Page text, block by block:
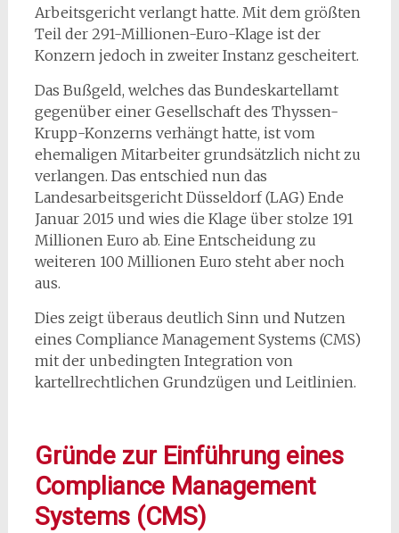
Arbeitsgericht verlangt hatte. Mit dem größten
Teil der 291-Millionen-Euro-Klage ist der
Konzern jedoch in zweiter Instanz gescheitert.
Das Bußgeld, welches das Bundeskartellamt
gegenüber einer Gesellschaft des Thyssen-
Krupp-Konzerns verhängt hatte, ist vom
ehemaligen Mitarbeiter grundsätzlich nicht zu
verlangen. Das entschied nun das
Landesarbeitsgericht Düsseldorf (LAG) Ende
Januar 2015 und wies die Klage über stolze 191
Millionen Euro ab. Eine Entscheidung zu
weiteren 100 Millionen Euro steht aber noch
aus.
Dies zeigt überaus deutlich Sinn und Nutzen
eines Compliance Management Systems (CMS)
mit der unbedingten Integration von
kartellrechtlichen Grundzügen und Leitlinien.
Gründe zur Einführung eines
Compliance Management
Systems (CMS)